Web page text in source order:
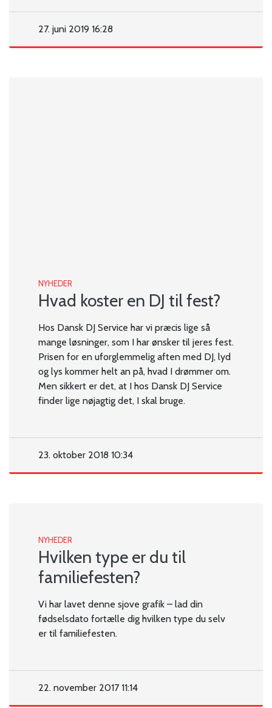
27. juni 2019 16:28
NYHEDER
Hvad koster en DJ til fest?
Hos Dansk DJ Service har vi præcis lige så
mange løsninger, som I har ønsker til jeres fest.
Prisen for en uforglemmelig aften med DJ, lyd
og lys kommer helt an på, hvad I drømmer om.
Men sikkert er det, at I hos Dansk DJ Service
finder lige nøjagtig det, I skal bruge.
23. oktober 2018 10:34
NYHEDER
Hvilken type er du til
familiefesten?
Vi har lavet denne sjove grafik – lad din
fødselsdato fortælle dig hvilken type du selv
er til familiefesten.
22. november 2017 11:14